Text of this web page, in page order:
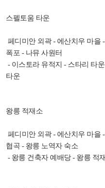
스펠토움 타운
페디미안 외곽 - 에산치우 마을
폭포 - 나뮤 사원터
- 이스토라 유적지 - 스타리 타
타운
왕릉 적재소
페디미안 외곽 - 에산치우 마을
협곡 - 왕릉 노역자 숙소
- 왕릉 건축자 예배당 - 왕릉 적